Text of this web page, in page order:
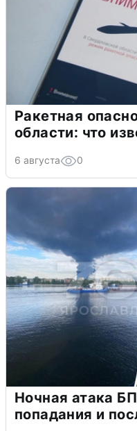
Ракетная
области: что
6 августа 0
Ночная атака
попадания и